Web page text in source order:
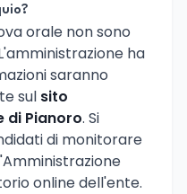
orale non sono
ha
saranno
sul sito
di Pianoro. Si
di monitorare
online dell'ente.